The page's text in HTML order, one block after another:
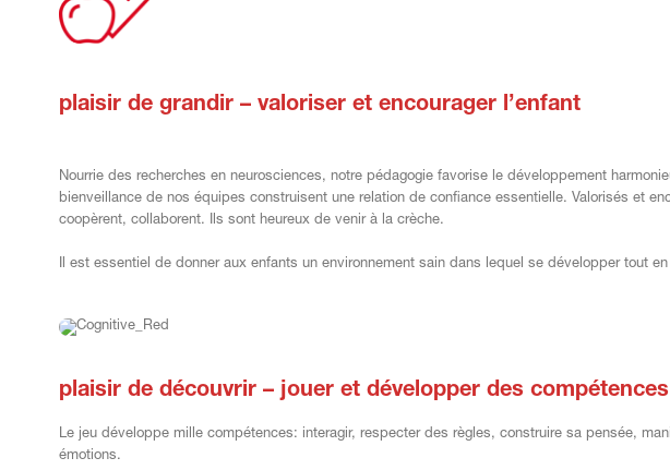
plaisir de grandir – valoriser et encourager l’enfant
Nourrie des recherches en neurosciences, notre pédagogie favorise le développement
bienveillance de nos équipes construisent une relation de confiance essentielle. Valorisés et
coopèrent, collaborent. Ils sont heureux de venir à la crèche.
Il est essentiel de donner aux enfants un environnement sain dans lequel se développer tout
plaisir de découvrir – jouer et développer des compétences
Le jeu développe mille compétences: interagir, respecter des règles, construire sa pensée,
émotions.